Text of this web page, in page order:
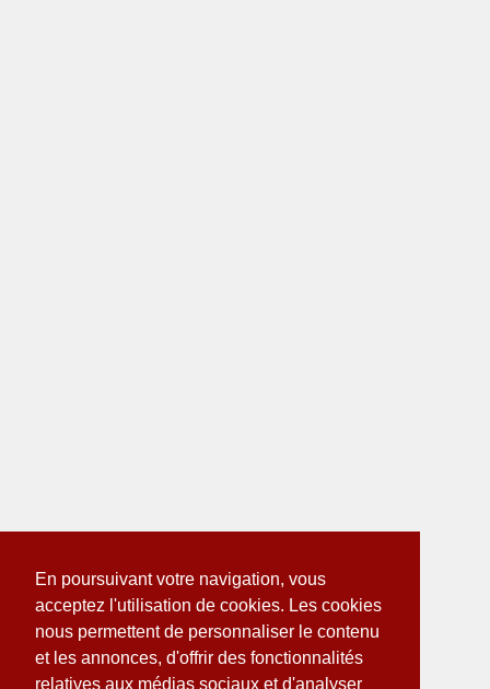
En poursuivant votre navigation, vous
acceptez l'utilisation de cookies. Les cookies
nous permettent de personnaliser le contenu
et les annonces, d'offrir des fonctionnalités
relatives aux médias sociaux et d'analyser